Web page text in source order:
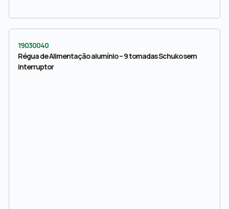
19030040
Régua de Alimentação alumínio – 9 tomadas Schuko sem
interruptor